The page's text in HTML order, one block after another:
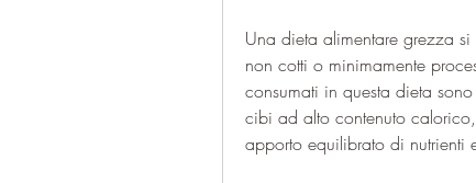
Una dieta alimentare grezza
non cotti o minimamente
consumati in questa dieta
cibi ad alto contenuto
apporto equilibrato di nutrienti